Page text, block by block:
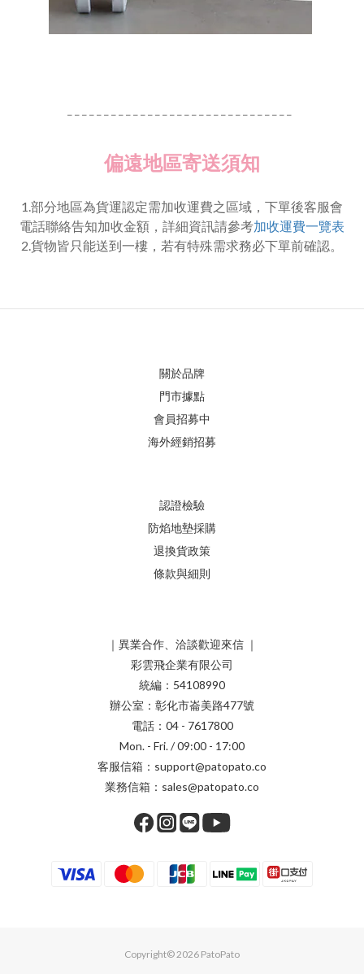
偏遠地區寄送須知
1.部分地區為貨運認定需加收運費之區域，下單後客服會
電話聯絡告知加收金額，詳細資訊請參考加收運費一覽表
2.貨物皆只能送到一樓，若有特殊需求務必下單前確認。
關於品牌
門市據點
會員招募中
海外經銷招募
認證檢驗
防焰地墊採購
退換貨政策
條款與細則
｜異業合作、洽談歡迎來信 ｜
彩雲飛企業有限公司
統編：54108990
辦公室：彰化市崙美路477號
電話：04 - 7617800
Mon. - Fri. / 09:00 - 17:00
客服信箱：support@patopato.co
業務信箱：sales@patopato.co
Copyright© 2026 PatoPato